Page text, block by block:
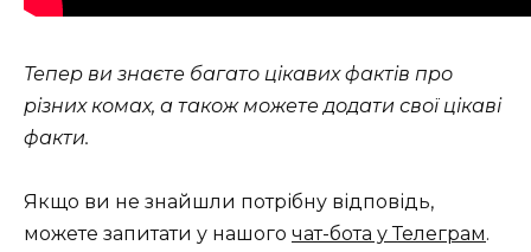
Тепер ви знаєте багато цікавих фактів про
різних комах, а також можете додати свої цікаві
факти.
Якщо ви не знайшли потрібну відповідь,
можете запитати у нашого чат-бота у Телеграм.